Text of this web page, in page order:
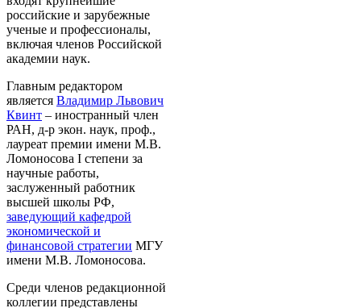
российские и зарубежные
ученые и профессионалы,
включая членов Российской
академии наук.
Главным редактором
является Владимир Львович
Квинт – иностранный член
РАН, д-р экон. наук, проф.,
лауреат премии имени М.В.
Ломоносова I степени за
научные работы,
заслуженный работник
высшей школы РФ,
заведующий кафедрой
экономической и
финансовой стратегии МГУ
имени М.В. Ломоносова.
Среди членов редакционной
коллегии представлены